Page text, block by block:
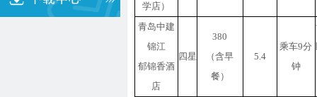
学店）
青岛中建
锦江
郁锦香酒
店
四星
380
（含早
餐）
5.4
乘车9分
钟